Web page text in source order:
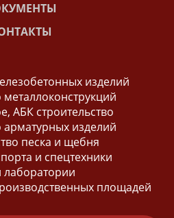
изделий
АБК строительство
арматурных изделий
песка и щебня
и спецтехники
лаборатории
площадей